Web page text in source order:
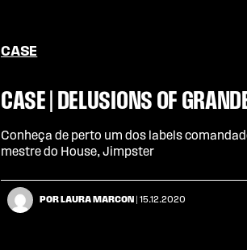
CASE
CASE | DELUSIONS OF
Conheça de perto um dos labels
mestre do House, Jimpster
POR LAURA MARCON | 15.12.2020